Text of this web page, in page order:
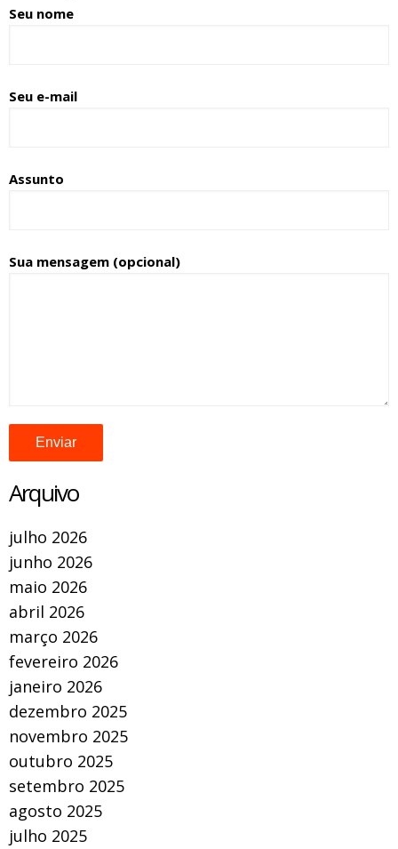
Seu nome
Seu e-mail
Assunto
Sua mensagem (opcional)
Arquivo
julho 2026
junho 2026
maio 2026
abril 2026
março 2026
fevereiro 2026
janeiro 2026
dezembro 2025
novembro 2025
outubro 2025
setembro 2025
agosto 2025
julho 2025